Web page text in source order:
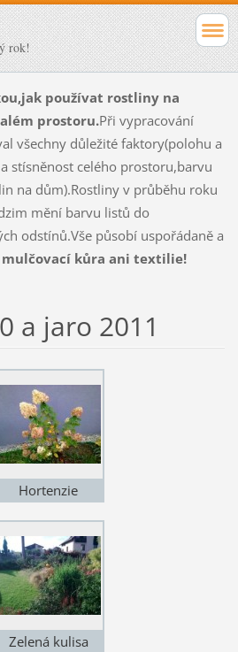
rok!
používat rostliny na
prostoru.Při vypracování
všechny důležité faktory(polohu a
stísněnost celého prostoru,barvu
na dům).Rostliny v průběhu roku
mění barvu listů do
odstínů.Vše působí uspořádaně a
mulčovací kůra ani textilie!
a jaro 2011
Hortenzie
Zelená kulisa